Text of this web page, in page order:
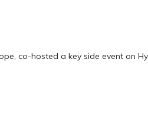
co-hosted a key side event on